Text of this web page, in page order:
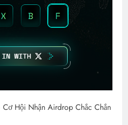
Hội Nhận Airdrop Chắc Chắn